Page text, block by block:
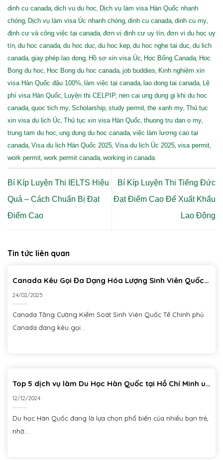
dinh cu canada dich vu du hoc Dịch vụ làm visa Hàn Quốc nhanh
chóng Dịch vụ làm visa Úc nhanh chóng dinh cu canada dinh cu my
định cư và công việc tại canada đơn vị định cư uy tín đơn vi du học uy
tín du hoc canada du hoc duc du hoc kep du hoc nghe tai duc du lich
canada giay phép lao dong Hồ sơ xin visa Úc Học Bổng Canada Hoc
Bong du hoc Hoc Bong du hoc canada job buddies Kinh nghiệm xin
visa Hàn Quốc đậu 100% làm việc tại canada lao dong tai canada Lệ
phí visa Hàn Quốc Luyện thi CELPIP nen cai ung dung gi khi du hoc
canada quoc tich my Scholarship study permit the xanh my Thủ tục
xin visa du lịch Úc Thủ tục xin visa Hàn Quốc thuong tru dan o my
trung tam du hoc ung dung du hoc canada việc làm lương cao tại
canada Visa du lịch Hàn Quốc 2025 Visa du lịch Úc 2025 visa permit
work permit work permit canada working in canada
Bí Kíp Luyện Thi IELTS Hiệu
Quả – Cách Chuẩn Bị Đạt
Điểm Cao
Bí Kíp Luyện Thi Tiếng Đức
Đạt Điểm Cao Để Xuất Khẩu
Lao Động
Tin tức liên quan
Canada Kêu Gọi Đa Dạng Hóa Lượng Sinh Viên Quốc
24/02/2025
Canada Tăng Cường Kiểm Soát Sinh Viên Quốc Tế Chính phủ
Canada đang kêu gọi...
Top 5 dịch vụ làm Du Học Hàn Quốc tại Hồ Chí Minh uy
tín
12/12/2024
Du học Hàn Quốc đang là lựa chọn phổ biến của nhiều bạn trẻ,
nhờ...